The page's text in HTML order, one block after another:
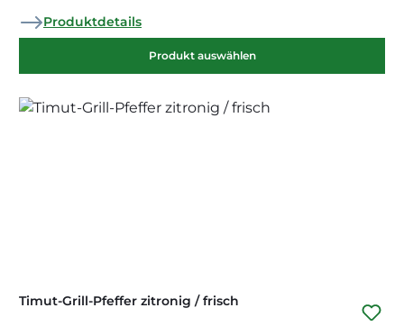
Produktdetails
Produkt auswählen
Timut-Grill-Pfeffer zitronig / frisch